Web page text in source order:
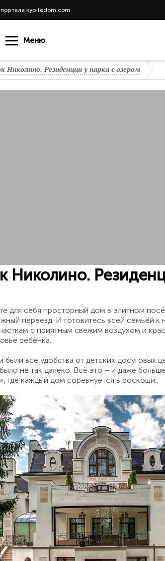
kypitedom.com
Меню
Николино. Резиденции у парка с озером
Николино.
для себя просторный дом в элитном
переезд. И готовитесь всей семьёй к
с приятным свежим воздухом и
ребёнка.
были все удобства от детских досуговых
не так далеко. Всё это – и даже
, где каждый дом соревнуется в роскоши..